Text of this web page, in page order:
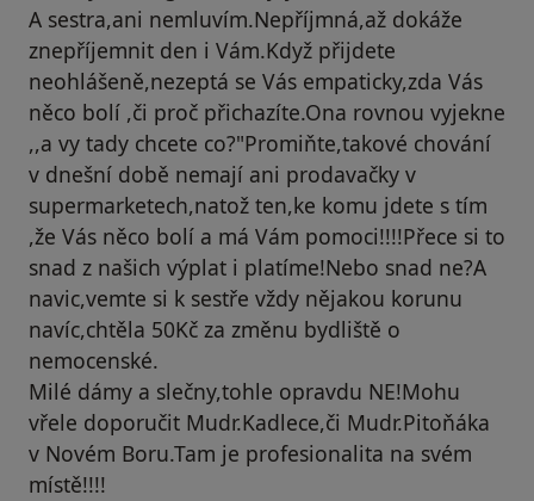
A sestra,ani nemluvím.Nepříjmná,až dokáže
znepříjemnit den i Vám.Když přijdete
neohlášeně,nezeptá se Vás empaticky,zda Vás
něco bolí ,či proč přichazíte.Ona rovnou vyjekne
,,a vy tady chcete co?"Promiňte,takové chování
v dnešní době nemají ani prodavačky v
supermarketech,natož ten,ke komu jdete s tím
,že Vás něco bolí a má Vám pomoci!!!!Přece si to
snad z našich výplat i platíme!Nebo snad ne?A
navic,vemte si k sestře vždy nějakou korunu
navíc,chtěla 50Kč za změnu bydliště o
nemocenské.
Milé dámy a slečny,tohle opravdu NE!Mohu
vřele doporučit Mudr.Kadlece,či Mudr.Pitoňáka
v Novém Boru.Tam je profesionalita na svém
místě!!!!